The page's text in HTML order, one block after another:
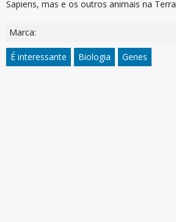
Sapiens, mas e os outros animais na Terra
Marca:
É interessante Biologia Genes